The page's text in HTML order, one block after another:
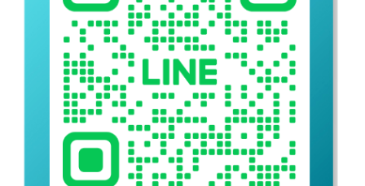
ติดต่อเรา intBizTH ตามช่องทางที่ระบุไว้ในหน้าเว็บไซต์
แจ้งรายละเอียดเกี่ยวกับสินค้าที่ต้องการนำเข้า-ส่งออก
เจ้าหน้าที่จะแจ้งรายละเอียด ขั้นตอนการดำเนินการ และค่าใช้จ่ายต่างๆ ให้
ลูกค้าทราบ
ทางลูกค้าจัดเตรียมข้อมูลและเอกสารตามที่เจ้าหน้าที่แจ้ง
intBizTH เราช่วยดำเนินการ พร้อมดูแลทุกขั้นตอนอัพเดตสถานะ ทุกขั้น
ตอน จนจบกระบวนการ
ปรึกษาเรา ฟรี!